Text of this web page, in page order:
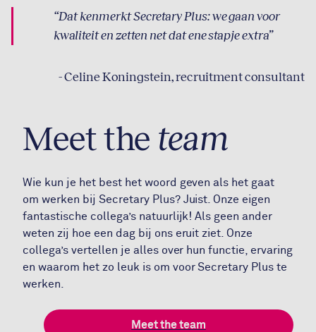
Dat kenmerkt Secretary Plus: we gaan voor
kwaliteit en zetten net dat ene stapje extra
- Celine Koningstein, recruitment consultant
Meet the team
Wie kun je het best het woord geven als het gaat
om werken bij Secretary Plus? Juist. Onze eigen
fantastische collega’s natuurlijk! Als geen ander
weten zij hoe een dag bij ons eruit ziet. Onze
collega’s vertellen je alles over hun functie, ervaring
en waarom het zo leuk is om voor Secretary Plus te
werken.
Meet the team